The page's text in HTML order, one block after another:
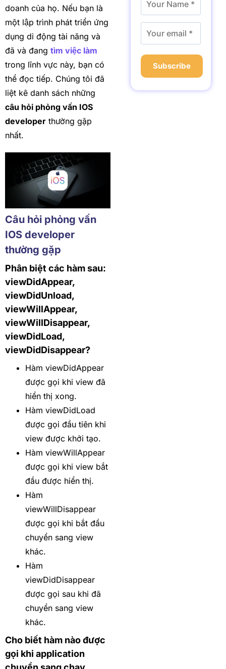
doanh của họ. Nếu bạn là
một lập trình phát triển ứng
dụng di động tài năng và
đã và đang tìm việc làm
trong lĩnh vực này, bạn có
thể đọc tiếp. Chúng tôi đã
liệt kê danh sách những
câu hỏi phỏng vấn IOS
developer thường gặp
nhất.
Câu hỏi phỏng vấn
IOS developer
thường gặp
Phân biệt các hàm sau:
viewDidAppear,
viewDidUnload,
viewWillAppear,
viewWillDisappear,
viewDidLoad,
viewDidDisappear?
Hàm viewDidAppear
được gọi khi view đã
hiển thị xong.
Hàm viewDidLoad
được gọi đầu tiên khi
view được khởi tạo.
Hàm viewWillAppear
được gọi khi view bắt
đầu được hiển thị.
Hàm
viewWillDisappear
được gọi khi bắt đầu
chuyển sang view
khác.
Hàm
viewDidDisappear
được gọi sau khi đã
chuyển sang view
khác.
Cho biết hàm nào được
gọi khi application
Subscribe